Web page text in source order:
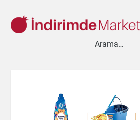
Ayakkabı Bahçe
Çay & Kahve & Şeker
Cep